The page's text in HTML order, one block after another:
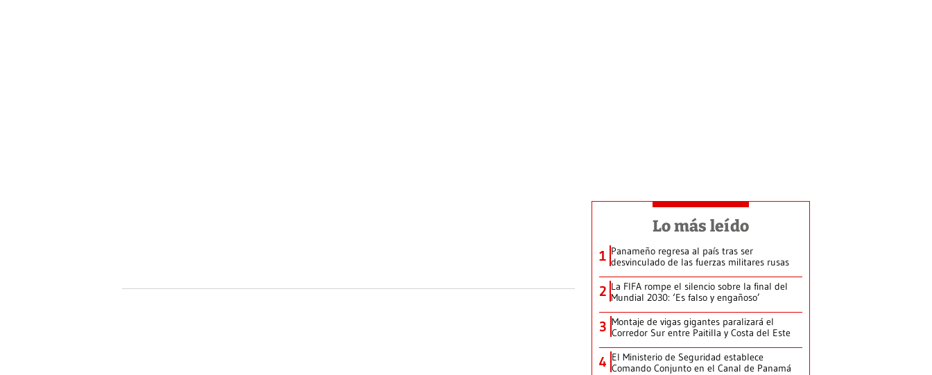
Lo más leído
1 Panameño regresa al país tras ser
desvinculado de las fuerzas militares rusas
2 La FIFA rompe el silencio sobre la final del
Mundial 2030: ‘Es falso y engañoso’
3 Montaje de vigas gigantes paralizará el
Corredor Sur entre Paitilla y Costa del Este
4 El Ministerio de Seguridad establece
Comando Conjunto en el Canal de Panamá